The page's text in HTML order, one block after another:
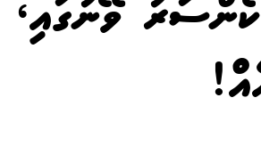
ވޭނުގައި،